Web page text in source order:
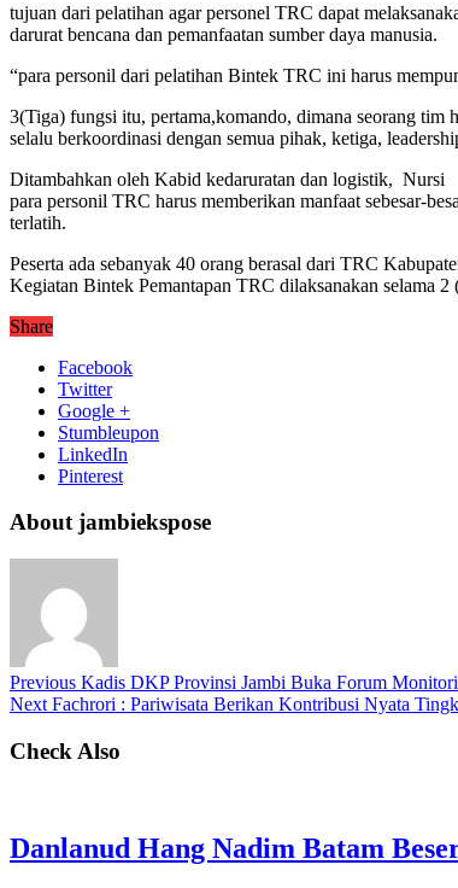
tujuan dari pelatihan agar personel TRC dapat
darurat bencana dan pemanfaatan sumber daya manusia.
“para personil dari pelatihan Bintek TRC ini harus
3(Tiga) fungsi itu, pertama,komando, dimana seorang tim
selalu berkoordinasi dengan semua pihak, ketiga,
Ditambahkan oleh Kabid kedaruratan dan logistik, Nursi
para personil TRC harus memberikan manfaat sebesar-
terlatih.
Peserta ada sebanyak 40 orang berasal dari TRC
Kegiatan Bintek Pemantapan TRC dilaksanakan selama 2
Share
Facebook
Twitter
Google +
Stumbleupon
LinkedIn
Pinterest
About jambiekspose
Previous Kadis DKP Provinsi Jambi Buka Forum
Next Fachrori : Pariwisata Berikan Kontribusi Nyata
Check Also
Danlanud Hang Nadim Batam